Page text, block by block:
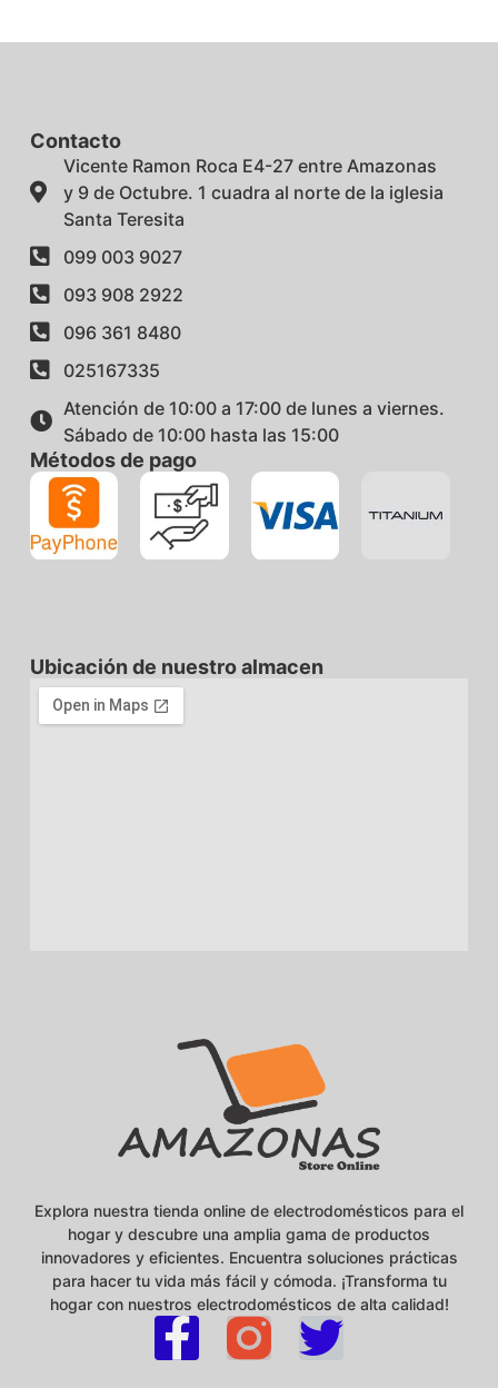
Explora nuestra tienda online de electrodomésticos para el
hogar y descubre una amplia gama de productos
innovadores y eficientes. Encuentra soluciones prácticas
para hacer tu vida más fácil y cómoda. ¡Transforma tu
hogar con nuestros electrodomésticos de alta calidad!
Contacto
Vicente Ramon Roca E4-27 entre Amazonas
y 9 de Octubre. 1 cuadra al norte de la iglesia
Santa Teresita
099 003 9027
093 908 2922
096 361 8480
025167335
Atención de 10:00 a 17:00 de lunes a viernes.
Sábado de 10:00 hasta las 15:00
Métodos de pago
Ubicación de nuestro almacen